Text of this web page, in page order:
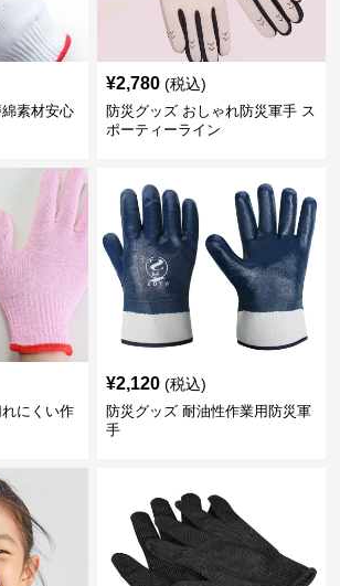
素材安心
¥2,780 (税込)
防災グッズ おしゃれ防災軍手 ス
ポーティーライン
にくい作
¥2,120 (税込)
防災グッズ 耐油性作業用防災軍
手